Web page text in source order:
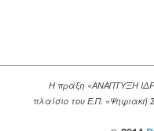
Η πράξη «ΑΝΑΠΤΥΞΗ
πλαίσιο του Ε.Π. «Ψηφιακή